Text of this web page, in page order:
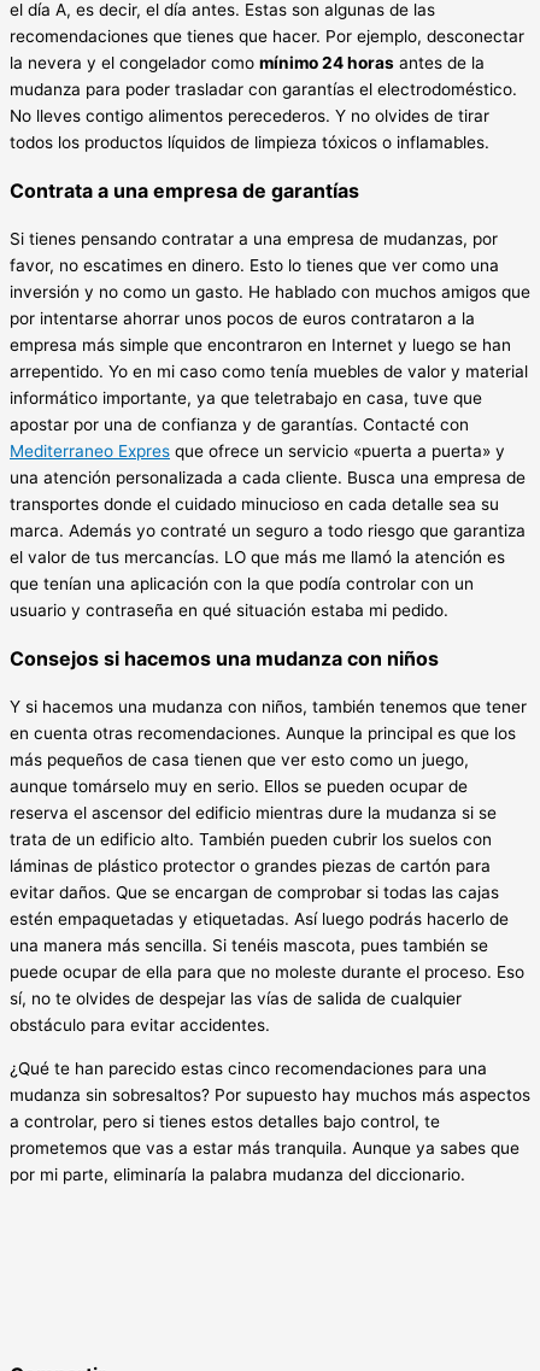
el día A, es decir, el día antes. Estas son algunas de las
recomendaciones que tienes que hacer. Por ejemplo, desconectar
la nevera y el congelador como mínimo 24 horas antes de la
mudanza para poder trasladar con garantías el electrodoméstico.
No lleves contigo alimentos perecederos. Y no olvides de tirar
todos los productos líquidos de limpieza tóxicos o inflamables.
Contrata a una empresa de garantías
Si tienes pensando contratar a una empresa de mudanzas, por
favor, no escatimes en dinero. Esto lo tienes que ver como una
inversión y no como un gasto. He hablado con muchos amigos que
por intentarse ahorrar unos pocos de euros contrataron a la
empresa más simple que encontraron en Internet y luego se han
arrepentido. Yo en mi caso como tenía muebles de valor y material
informático importante, ya que teletrabajo en casa, tuve que
apostar por una de confianza y de garantías. Contacté con
Mediterraneo Expres que ofrece un servicio «puerta a puerta» y
una atención personalizada a cada cliente. Busca una empresa de
transportes donde el cuidado minucioso en cada detalle sea su
marca. Además yo contraté un seguro a todo riesgo que garantiza
el valor de tus mercancías. LO que más me llamó la atención es
que tenían una aplicación con la que podía controlar con un
usuario y contraseña en qué situación estaba mi pedido.
Consejos si hacemos una mudanza con niños
Y si hacemos una mudanza con niños, también tenemos que tener
en cuenta otras recomendaciones. Aunque la principal es que los
más pequeños de casa tienen que ver esto como un juego,
aunque tomárselo muy en serio. Ellos se pueden ocupar de
reserva el ascensor del edificio mientras dure la mudanza si se
trata de un edificio alto. También pueden cubrir los suelos con
láminas de plástico protector o grandes piezas de cartón para
evitar daños. Que se encargan de comprobar si todas las cajas
estén empaquetadas y etiquetadas. Así luego podrás hacerlo de
una manera más sencilla. Si tenéis mascota, pues también se
puede ocupar de ella para que no moleste durante el proceso. Eso
sí, no te olvides de despejar las vías de salida de cualquier
obstáculo para evitar accidentes.
¿Qué te han parecido estas cinco recomendaciones para una
mudanza sin sobresaltos? Por supuesto hay muchos más aspectos
a controlar, pero si tienes estos detalles bajo control, te
prometemos que vas a estar más tranquila. Aunque ya sabes que
por mi parte, eliminaría la palabra mudanza del diccionario.